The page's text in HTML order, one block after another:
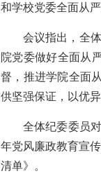
和学校党委全面从
会议指出，全
院党委做好全面从
督，推进学院全面
供坚强保证，以优
全体纪委委员
年党风廉政教育宣
清单》。